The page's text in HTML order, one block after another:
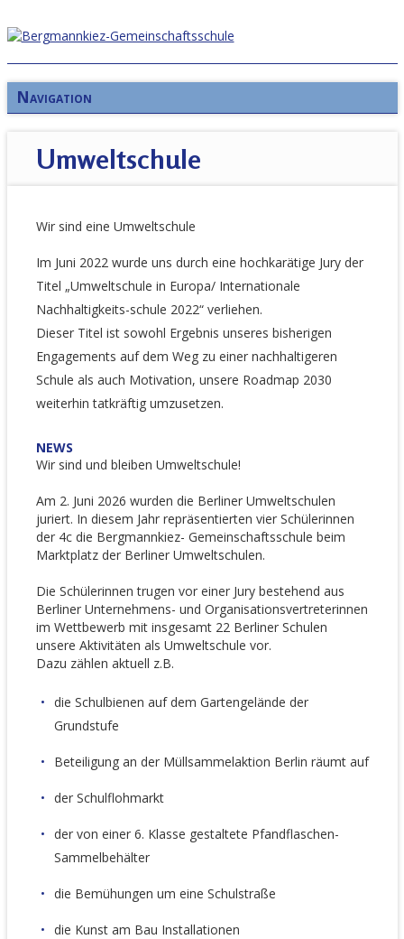
Navigation
Umweltschule
Wir sind eine Umweltschule
Im Juni 2022 wurde uns durch eine hochkarätige Jury der
Titel „Umweltschule in Europa/ Internationale
Nachhaltigkeits-schule 2022“verliehen.
Dieser Titel ist sowohl Ergebnis unseres bisherigen
Engagements auf dem Weg zu einer nachhaltigeren
Schule als auch Motivation, unsere Roadmap 2030
weiterhin tatkräftig umzusetzen.
NEWS
Wir sind und bleiben Umweltschule!
Am 2. Juni 2026 wurden die Berliner Umweltschulen
juriert. In diesem Jahr repräsentierten vier Schülerinnen
der 4c die Bergmannkiez- Gemeinschaftsschule beim
Marktplatz der Berliner Umweltschulen.
Die Schülerinnen trugen vor einer Jury bestehend aus
Berliner Unternehmens- und Organisationsvertreterinnen
im Wettbewerb mit insgesamt 22 Berliner Schulen
unsere Aktivitäten als Umweltschule vor.
Dazu zählen aktuell z.B.
die Schulbienen auf dem Gartengelände der
Grundstufe
Beteiligung an der Müllsammelaktion Berlin räumt auf
der Schulflohmarkt
der von einer 6. Klasse gestaltete Pfandflaschen-
Sammelbehälter
die Bemühungen um eine Schulstraße
die Kunst am Bau Installationen